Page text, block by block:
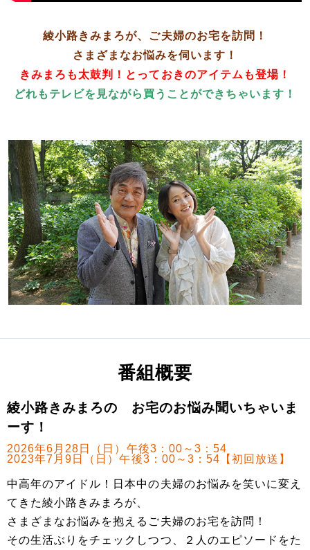
綾小路きみまろが、ご夫婦のお宅を訪問！
さまざまなお悩みを伺います！
きみまろも太鼓判！とっておきのアイテムも登場！
どれもテレビを見ながら買うことができちゃいます！
番組概要
綾小路きみまろの お宅のお悩み聞いちゃいま
ーす！
2026年6月28日（日）午後3：00～3：54
2023年7月9日（日）午後3：00～3：54【初回放送】
中高年のアイドル！日本中の夫婦のお悩みを笑いに変え
てきた綾小路きみまろが、
さまざまなお悩みを抱えるご夫婦のお宅を訪問！
その生活ぶりをチェックしつつ、２人のエピソードをた